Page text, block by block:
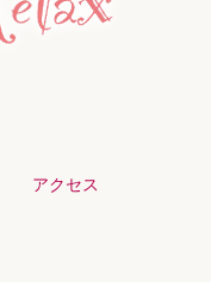
アクセス